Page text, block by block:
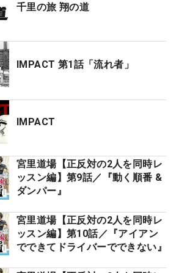
千里の旅 翔の道
IMPACT 第1話「流れ者」
IMPACT
宮里道場【正反対の2人を同時レ
ッスン編】第9話／『動く順番 &
ダンパー』
宮里道場【正反対の2人を同時レ
ッスン編】第10話／『アイアン
でできてドライバーでできない』